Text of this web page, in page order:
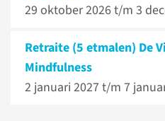
29 oktober 2026 t/m 3
Retraite (5 etmalen) De
Mindfulness
2 januari 2027 t/m 7